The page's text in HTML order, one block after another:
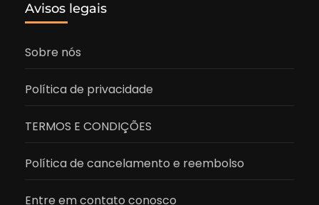
Avisos legais
Sobre nós
Política de privacidade
TERMOS E CONDIÇÕES
Política de cancelamento e reembolso
Entre em contato conosco